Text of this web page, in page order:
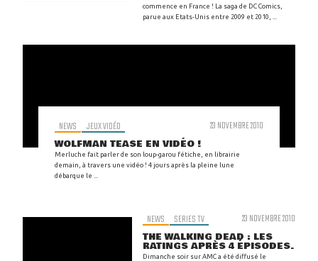
commence en France ! La saga de DC Comics,
parue aux Etats-Unis entre 2009 et 2010, ...
NEWS JEUX VIDÉO 23 NOVEMBRE 2010
WOLFMAN TEASE EN VIDÉO !
Merluche fait parler de son loup-garou fétiche, en librairie
demain, à travers une vidéo ! 4 jours après la pleine lune
débarque le ...
NEWS SERIES TV 23 NOVEMBRE 2010
THE WALKING DEAD : LES
RATINGS APRÈS 4 ÉPISODES.
Dimanche soir sur AMC a été diffusé le